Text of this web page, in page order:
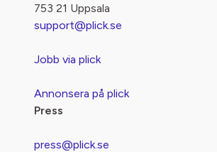
753 21 Uppsala
support@plick.se
Jobb via plick
Annonsera på plick
Press
press@plick.se